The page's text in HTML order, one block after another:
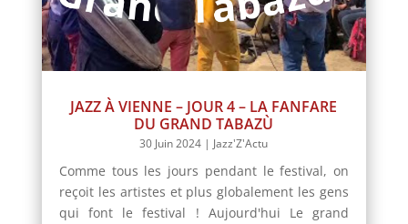
JAZZ À VIENNE – JOUR 4 – LA FANFARE
DU GRAND TABAZÙ
30 Juin 2024 | Jazz'Z'Actu
Comme tous les jours pendant le festival, on
reçoit les artistes et plus globalement les gens
qui font le festival ! Aujourd'hui Le grand